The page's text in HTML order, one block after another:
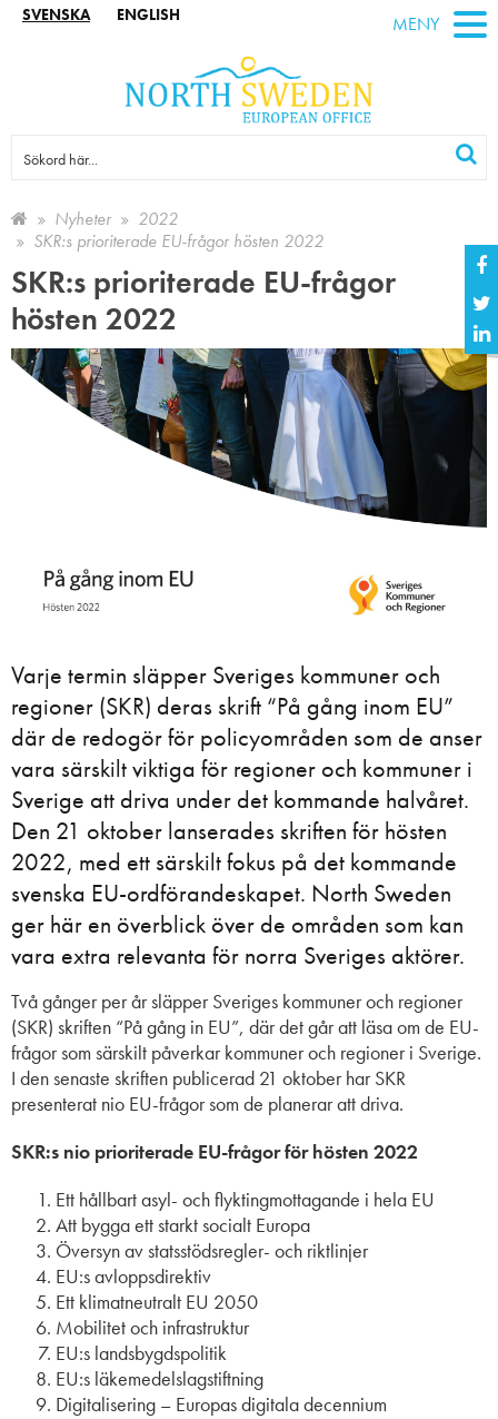
SVENSKA ENGLISH MENY
Nyheter
2022
SKR:s prioriterade EU-frågor hösten 2022
SKR:s prioriterade EU-frågor
hösten 2022
Varje termin släpper Sveriges kommuner och
regioner (SKR) deras skrift “På gång inom EU”
där de redogör för policyområden som de anser
vara särskilt viktiga för regioner och kommuner i
Sverige att driva under det kommande halvåret.
Den 21 oktober lanserades skriften för hösten
2022, med ett särskilt fokus på det kommande
svenska EU-ordförandeskapet. North Sweden
ger här en överblick över de områden som kan
vara extra relevanta för norra Sveriges aktörer.
Två gånger per år släpperSveriges kommuner och regioner
(SKR) skriften “På gång in EU”, där detgår att läsa om de EU-
frågor som särskilt påverkar kommuner och regioner i Sverige.
I den senaste skriften publicerad 21 oktober har SKR
presenterat nio EU-frågor som de planerar att driva.
SKR:s nio prioriterade EU-frågor för hösten 2022
Ett hållbart asyl- och flyktingmottagande i hela EU
Att bygga ett starkt socialt Europa
Översyn av statsstödsregler- och riktlinjer
EU:s avloppsdirektiv
Ett klimatneutralt EU 2050
Mobilitet och infrastruktur
EU:s landsbygdspolitik
EU:s läkemedelslagstiftning
Digitalisering – Europas digitala decennium